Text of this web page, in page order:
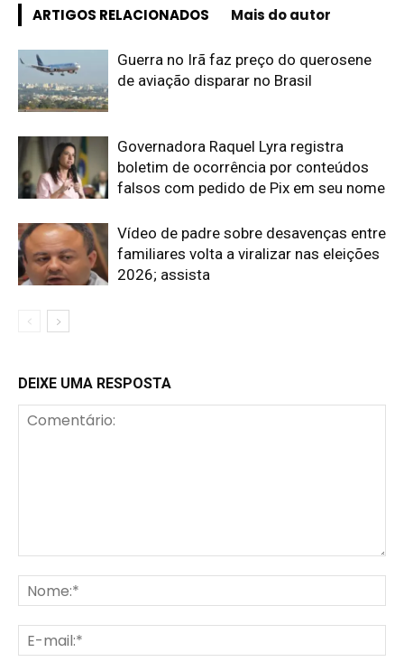
ARTIGOS RELACIONADOS Mais do autor
Guerra no Irã faz preço do querosene
de aviação disparar no Brasil
Governadora Raquel Lyra registra
boletim de ocorrência por conteúdos
falsos com pedido de Pix em seu nome
Vídeo de padre sobre desavenças entre
familiares volta a viralizar nas eleições
2026; assista
DEIXE UMA RESPOSTA